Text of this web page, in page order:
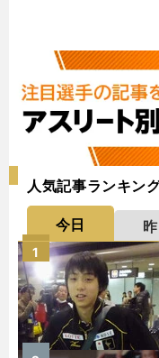
人気記事ランキン
今日
1